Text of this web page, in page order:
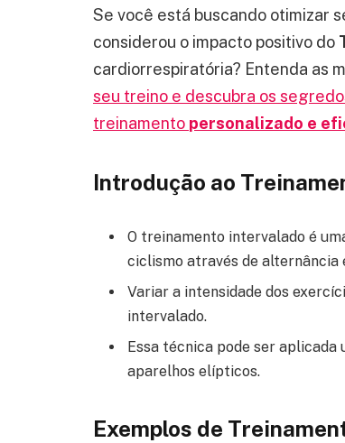
Se você está buscando otimizar
considerou o impacto positivo do
cardiorrespiratória? Entenda as
seu treino e descubra os
treinamento personalizado e
Introdução ao
O treinamento intervalado é
ciclismo através de
Variar a intensidade dos
intervalado.
Essa técnica pode ser
aparelhos elípticos.
Exemplos de